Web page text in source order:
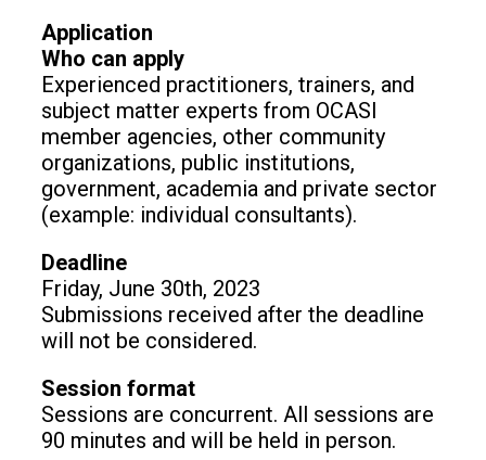
Application
Who can apply
Experienced practitioners, trainers, and
subject matter experts from OCASI
member agencies, other community
organizations, public institutions,
government, academia and private sector
(example: individual consultants).
Deadline
Friday, June 30th, 2023
Submissions received after the deadline
will not be considered.
Session format
Sessions are concurrent. All sessions are
90 minutes and will be held in person.